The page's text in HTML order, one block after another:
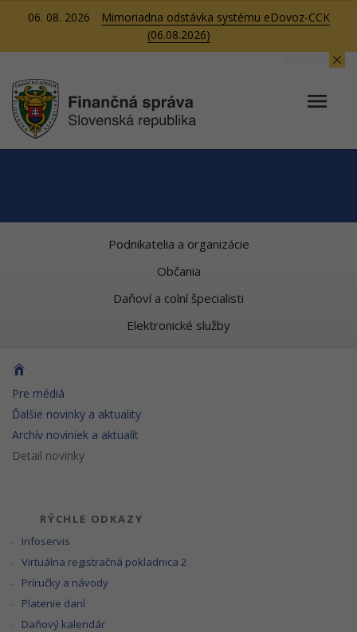
06. 08. 2026
Mimoriadna odstávka systému eDovoz-CCK
(06.08.2026)
Server BB01
Podnikatelia a organizácie
Občania
Daňoví a colní špecialisti
Elektronické služby
Pre médiá
Ďalšie novinky a aktuality
Archív noviniek a aktualít
Detail novinky
RÝCHLE ODKAZY
Infoservis
Virtuálna registračná pokladnica 2
Príručky a návody
Platenie daní
Daňový kalendár